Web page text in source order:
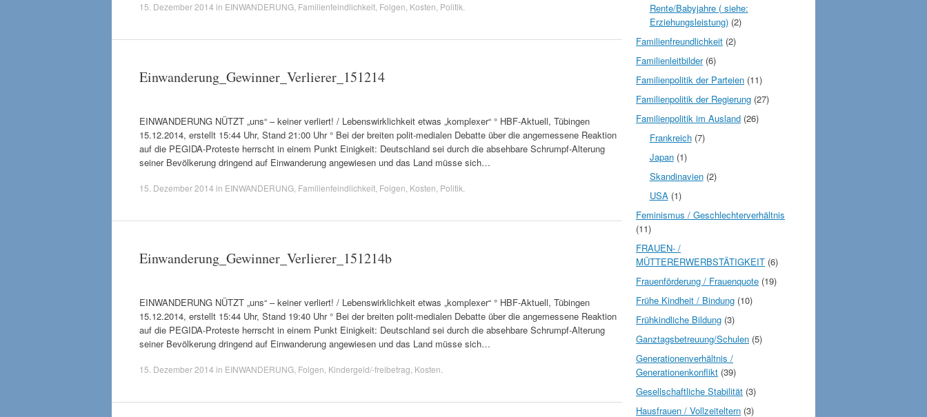
15. Dezember 2014 in EINWANDERUNG Familienfeindlichkeit Folgen Kosten Politik
Einwanderung_Gewinner_Verlierer_151214
EINWANDERUNG NÜTZT „uns“ – keiner verliert! / Lebenswirklichkeit etwas „komplexer“ ° HBF-Aktuell, Tübingen
15.12.2014, erstellt 15:44 Uhr, Stand 21:00 Uhr ° Bei der breiten polit-medialen Debatte über die angemessene Reaktion
auf die PEGIDA-Proteste herrscht in einem Punkt Einigkeit: Deutschland sei durch die absehbare Schrumpf-Alterung
seiner Bevölkerung dringend auf Einwanderung angewiesen und das Land müsse sich…
15. Dezember 2014 in EINWANDERUNG Familienfeindlichkeit Folgen Kosten Politik
Einwanderung_Gewinner_Verlierer_151214b
EINWANDERUNG NÜTZT „uns“ – keiner verliert! / Lebenswirklichkeit etwas „komplexer“ ° HBF-Aktuell, Tübingen
15.12.2014, erstellt 15:44 Uhr, Stand 19:40 Uhr ° Bei der breiten polit-medialen Debatte über die angemessene Reaktion
auf die PEGIDA-Proteste herrscht in einem Punkt Einigkeit: Deutschland sei durch die absehbare Schrumpf-Alterung
seiner Bevölkerung dringend auf Einwanderung angewiesen und das Land müsse sich…
15. Dezember 2014 in EINWANDERUNG Folgen Kindergeld/-freibetrag Kosten
Rente/Babyjahre ( siehe:
Erziehungsleistung)(2)
Familienfreundlichkeit (2)
Familienleitbilder(6)
Familienpolitik der Parteien (11)
Familienpolitik der Regierung (27)
Familienpolitik im Ausland (26)
Frankreich(7)
Japan(1)
Skandinavien(2)
USA(1)
Feminismus / Geschlechterverhältnis
(11)
FRAUEN- /
MÜTTERERWERBSTÄTIGKEIT (6)
Frauenförderung / Frauenquote (19)
Frühe Kindheit / Bindung (10)
Frühkindliche Bildung (3)
Ganztagsbetreuung/Schulen (5)
Generationenverhältnis /
Generationenkonflikt (39)
Gesellschaftliche Stabilität (3)
Hausfrauen / Vollzeiteltern (3)